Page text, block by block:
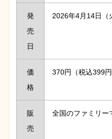
発
売
日
2026年4月14日（
価
格
370円（税込399
販
売
全国のファミリー